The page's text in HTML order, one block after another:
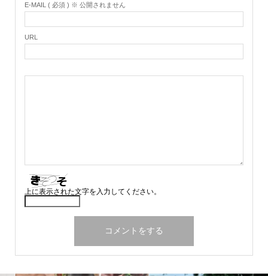
E-MAIL ( 必須 ) ※ 公開されません
URL
上に表示された文字を入力してください。